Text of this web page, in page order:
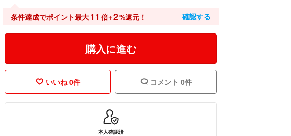
条件達成でポイント最大11 倍+2%還元！ 確認する
購入に進む
いいね 0件 コメント 0件
本人確認済